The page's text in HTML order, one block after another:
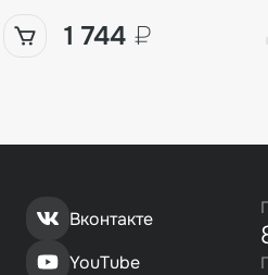
1 744 ₽
Вконтакте
YouTube